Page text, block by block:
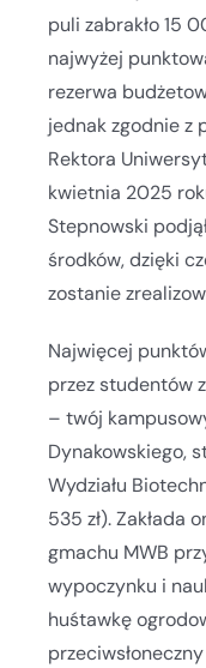
puli zabrakło 15
najwyżej
rezerwa
jednak zgodnie z
Rektora
kwietnia 2025
Stepnowski
środków, dzięki
zostanie
Najwięcej
przez studentów
– twój
Dynakowskiego,
Wydziału
535 zł). Zakłada
gmachu MWB
wypoczynku i
huśtawkę